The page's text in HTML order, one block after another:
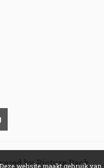
by Picture Pack
website maakt gebruik van